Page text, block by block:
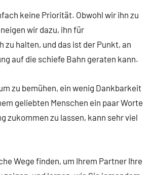
keine Priorität. Obwohl wir ihn zu
wir dazu, ihn für
zu halten, und das ist der Punkt, an
auf die schiefe Bahn geraten kann.
zu bemühen, ein wenig Dankbarkeit
geliebten Menschen ein paar Worte
zukommen zu lassen, kann sehr viel
Wege finden, um Ihrem Partner Ihre